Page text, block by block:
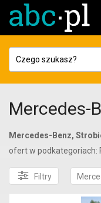
Mercedes-
Mercedes-Benz,
ofert w podkategoriach:
Filtry